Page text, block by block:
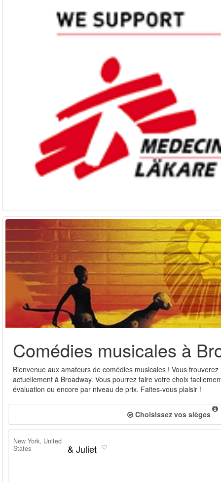
Comédies musicales à
Bienvenue aux amateurs de comédies musicales ! Vous
actuellement à Broadway. Vous pourrez faire votre choix
évaluation ou encore par niveau de prix. Faites-vous plaisir !
Choisissez vos sièges
New York, United
States
& Juliet